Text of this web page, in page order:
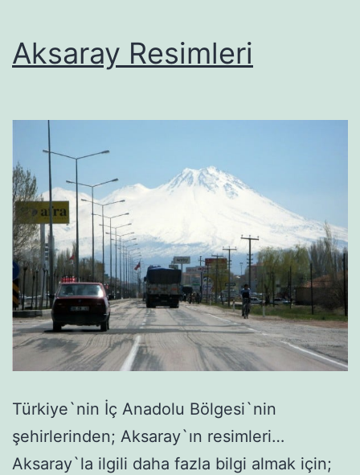
Aksaray Resimleri
Türkiye`nin İç Anadolu Bölgesi`nin
şehirlerinden; Aksaray`ın resimleri…
Aksaray`la ilgili daha fazla bilgi almak için;